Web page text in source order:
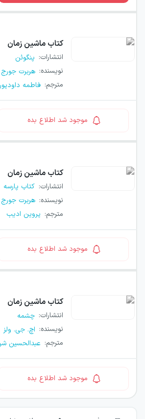
کتاب ماشین زمان
انتشارات: پنگوئن
نویسنده: هربرت جورج
مترجم: فاطمه داودپور
موجود شد اطلاع بده
کتاب ماشین زمان
انتشارات: کتاب پارسه
نویسنده: هربرت جورج
مترجم: پروین ادیب
موجود شد اطلاع بده
کتاب ماشین زمان
انتشارات: چشمه
نویسنده: اچ. جی. ولز
مترجم: عبدالحسین
موجود شد اطلاع بده